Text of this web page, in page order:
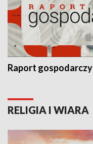
Raport gospodarczy
RELIGIA I WIARA